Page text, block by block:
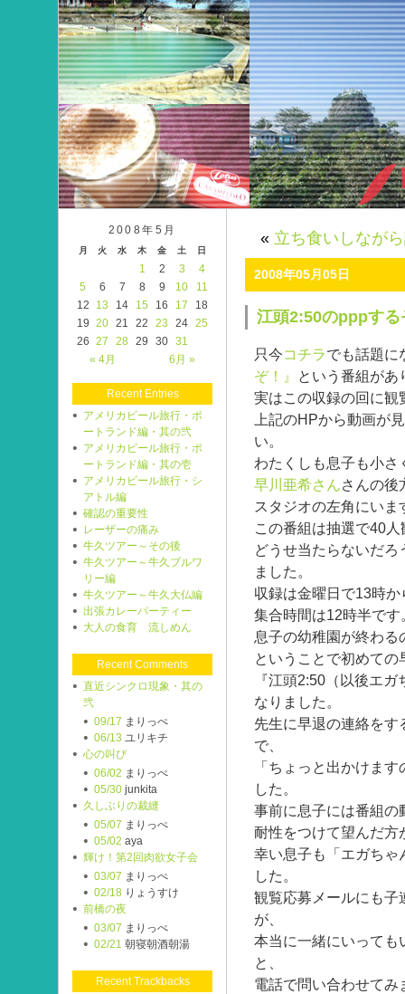
« 立ち食いしなが
2008年05月05日
江頭2:50のpppする
只今コチラでも話題に
ぞ！』
という番組があ
実はこの収録の回に観
上記のHPから動画が
い。
わたくしも息子も小さ
早川亜希さんさんの後
スタジオの左角にいま
この番組は抽選で40
どうせ当たらないだ
ました。
収録は金曜日で13時か
集合時間は12時半です
息子の幼稚園が終わ
ということで初めての
『江頭2:50（以後エ
なりました。
先生に早退の連絡を
で、
「ちょっと出かけま
した。
事前に息子には番組の
耐性をつけて望んだ方
幸い息子も「エガちゃ
した。
観覧応募メールにも子
が、
本当に一緒にいっても
と、
電話で問い合わせてみ
2008年5月
月 火 水 木 金 土 日
« 4月 6月 »
1 2 3
4
5
6 7 8 9 10
11
12
13 14 15 16 17
18
19 20 21 22 23 24 25
26 27 28 29 30 31
Recent Entries
アメリカビール旅行・ポ
ートランド編・其の弐
アメリカビール旅行・ポ
ートランド編・其の壱
アメリカビール旅行・シ
アトル編
確認の重要性
レーザーの痛み
牛久ツアー～その後
牛久ツアー～牛久ブルワ
リー編
牛久ツアー～牛久大仏編
出張カレーパーティー
大人の食育 流しめん
Recent Comments
直近シンクロ現象・其の
弐
09/17 まりっぺ
06/13 ユリキチ
心の叫び
06/02 まりっぺ
05/30 junkita
久しぶりの裁縫
05/07 まりっぺ
05/02 aya
輝け！第2回肉欲女子会
03/07 まりっぺ
02/18 りょうすけ
前橋の夜
03/07 まりっぺ
02/21 朝寝朝酒朝湯
Recent Trackbacks